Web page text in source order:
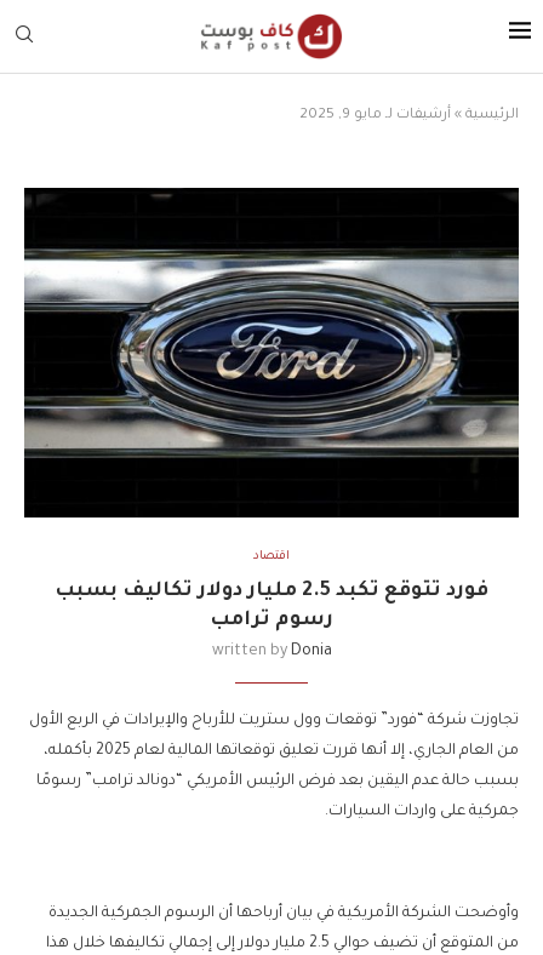
الرئيسية » أرشيفات لـ مايو 9, 2025
اقتصاد
فورد تتوقع تكبد 2.5 مليار دولار تكاليف بسبب
رسوم ترامب
written by Donia
تجاوزت شركة “فورد” توقعات وول ستريت للأرباح والإيرادات في الربع الأول
من العام الجاري، إلا أنها قررت تعليق توقعاتها المالية لعام 2025 بأكمله،
بسبب حالة عدم اليقين بعد فرض الرئيس الأمريكي “دونالد ترامب” رسومًا
جمركية على واردات السيارات.
وأوضحت الشركة الأمريكية في بيان أرباحها أن الرسوم الجمركية الجديدة
من المتوقع أن تضيف حوالي 2.5 مليار دولار إلى إجمالي تكاليفها خلال هذا